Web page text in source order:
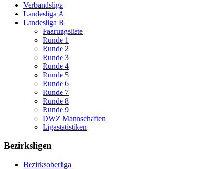
Verbandsliga
Landesliga A
Landesliga B
Paarungsliste
Runde 1
Runde 2
Runde 3
Runde 4
Runde 5
Runde 6
Runde 7
Runde 8
Runde 9
DWZ Mannschaften
Ligastatistiken
Bezirksligen
Bezirksoberliga